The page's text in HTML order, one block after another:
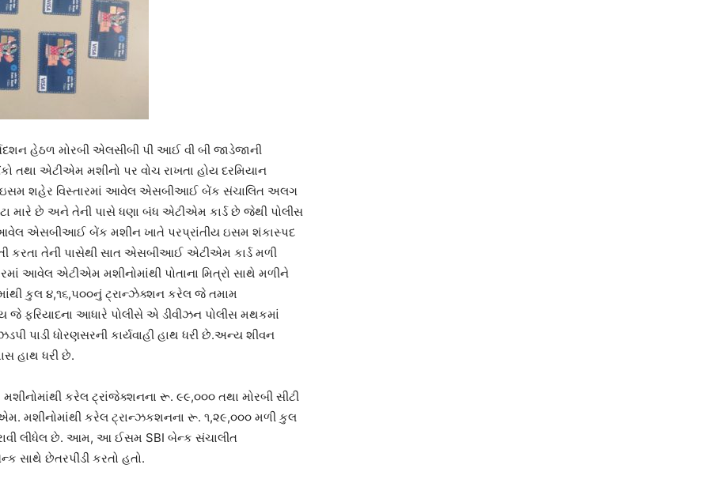
હેઠળ મોરબી એલસીબી પી આઈ વી બી જાડેજાની
તથા એટીએમ મશીનો પર વોચ રાખતા હોય દરમિયાન
ઇસમ શહેર વિસ્તારમાં આવેલ એસબીઆઈ બેંક સંચાલિત અલગ
છે અને તેની પાસે ધણા બંધ એટીએમ કાર્ડ છે જેથી પોલીસ
આવેલ એસબીઆઈ બેંક મશીન ખાતે પરપ્રાંતીય ઇસમ શંકાસ્પદ
કરતા તેનીં પાસેથી સાત એસબીઆઈ એટીએમ કાર્ડ મળી
આવેલ એટીએમ મશીનોમાંથી પોતાના મિત્રો સાથે મળીને
કુલ ૪,૧૬,૫૦૦નું ટ્રાન્ઝેક્શન કરેલ જે તમામ
ફરિયાદના આધારે પોલીસે એ ડીવીઝન પોલીસ મથકમાં
પાડી ધોરણસરની કાર્યવાહી હાથ ધરી છે.અન્ય શીવન
હાથ ધરી છે.
કરેલ ટ્રાંજેક્શનના રૂ. ૯૯,૦૦૦ તથા મોરબી સીટી
મશીનોમાંથી કરેલ ટ્રાન્ઝકશનના રૂ. ૧,૨૯,૦૦૦ મળી કુલ
લીધેલ છે. આમ, આ ઈસમ SBI બેન્ક સંચાલીત
સાથે છેતરપીંડી કરતો હતો.